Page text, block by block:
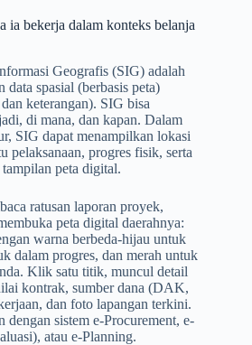
ia bekerja dalam konteks belanja
Geografis (SIG) adalah
spasial (berbasis peta)
keterangan). SIG bisa
di mana, dan kapan. Dalam
SIG dapat menampilkan lokasi
pelaksanaan, progres fisik, serta
tampilan peta digital.
ratusan laporan proyek,
peta digital daerahnya:
warna berbeda-hijau untuk
dalam progres, dan merah untuk
Klik satu titik, muncul detail
kontrak, sumber dana (DAK,
dan foto lapangan terkini.
sistem e-Procurement, e-
atau e-Planning.